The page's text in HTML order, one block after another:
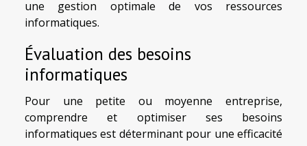
une gestion optimale de vos ressources
informatiques.
Évaluation des besoins
informatiques
Pour une petite ou moyenne entreprise,
comprendre et optimiser ses besoins
informatiques est déterminant pour une efficacité